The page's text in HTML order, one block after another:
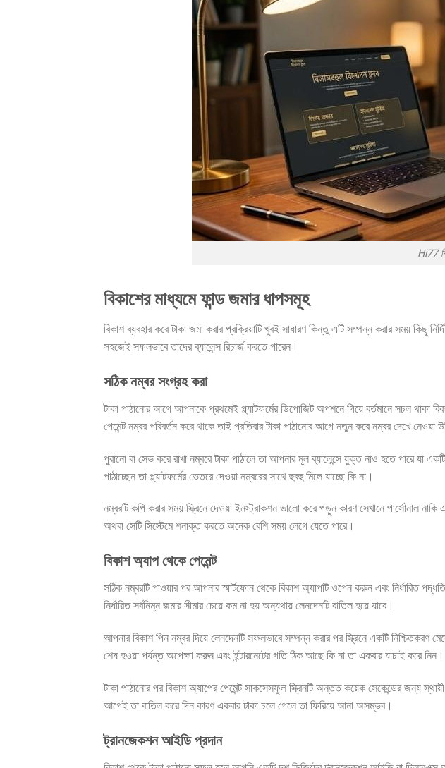
Hi77
বিকাশের মাধ্যমে ফান্ড জমার ধাপসমূহ
বিকাশ ব্যবহার করে টাকা জমা করার প্রক্রিয়াটি খুবই সাধারণ কিন্তু এটি সম্পন্ন করার সময় কিছু
সহজেই সফলভাবে তাদের ব্যালেন্স রিচার্জ করতে পারেন।
সঠিক নম্বর সংগ্রহ করা
টাকা পাঠানোর আগে আপনাকে প্রথমেই প্ল্যাটফর্মের ডিপোজিট অপশনে গিয়ে বর্তমানে সচল থাকা
পেমেন্ট নম্বর পরিবর্তন করে থাকে তাই প্রতিবার টাকা পাঠানোর আগে নতুন করে নম্বর দেখে নেওয়া
পুরানো বা সেভ করে রাখা নম্বরে টাকা পাঠালে তা আপনার মূল ব্যালেন্সে যুক্ত নাও হতে পারে যা
পাঠাচ্ছেন তা প্ল্যাটফর্মের ভেতরে দেওয়া নম্বরের সাথে হুবহু মিলে যাচ্ছে কি না।
নম্বরটি কপি করার সময় স্ক্রিনে দেওয়া ইনস্ট্রাকশন ভালো করে পড়ুন কারণ সেখানে পার্সোনাল
অথবা সেটি সিস্টেমে শনাক্ত করতে অনেক বেশি সময় লেগে যেতে পারে।
বিকাশ অ্যাপ থেকে পেমেন্ট
সঠিক নম্বরটি পাওয়ার পর আপনার স্মার্টফোন থেকে বিকাশ অ্যাপটি ওপেন করুন এবং নির্ধারিত
নির্ধারিত সর্বনিম্ন জমার সীমার চেয়ে কম না হয় অন্যথায় লেনদেনটি বাতিল হয়ে যাবে।
আপনার বিকাশ পিন নম্বর দিয়ে লেনদেনটি সফলভাবে সম্পন্ন করার পর স্ক্রিনে একটি
শেষ হওয়া পর্যন্ত অপেক্ষা করুন এবং ইন্টারনেটের গতি ঠিক আছে কি না তা একবার যাচাই করে নিন।
টাকা পাঠানোর পর বিকাশ অ্যাপের পেমেন্ট সাকসেসফুল স্ক্রিনটি অন্তত কয়েক সেকেন্ডের জন্য
আগেই তা বাতিল করে দিন কারণ একবার টাকা চলে গেলে তা ফিরিয়ে আনা অসম্ভব।
ট্রানজেকশন আইডি প্রদান